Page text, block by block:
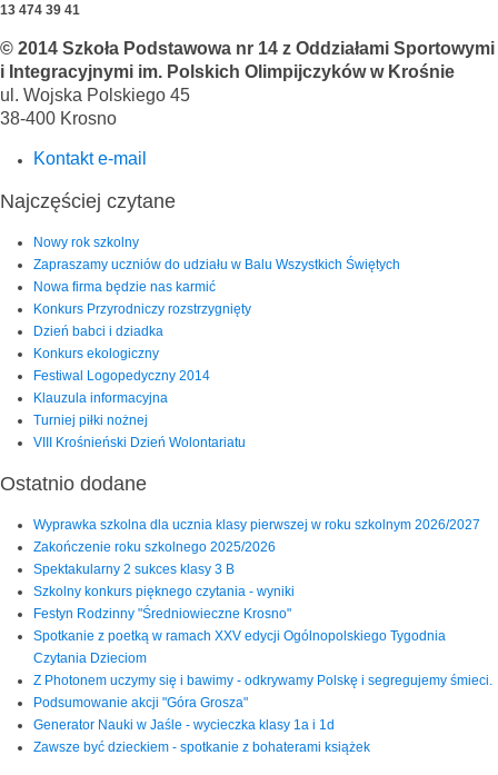
13 474 39 41
© 2014 Szkoła Podstawowa nr 14 z Oddziałami Sportowymi
i Integracyjnymi im. Polskich Olimpijczyków w Krośnie
ul. Wojska Polskiego 45
38-400 Krosno
Kontakt e-mail
Najczęściej czytane
Nowy rok szkolny
Zapraszamy uczniów do udziału w Balu Wszystkich Świętych
Nowa firma będzie nas karmić
Konkurs Przyrodniczy rozstrzygnięty
Dzień babci i dziadka
Konkurs ekologiczny
Festiwal Logopedyczny 2014
Klauzula informacyjna
Turniej piłki nożnej
VIII Krośnieński Dzień Wolontariatu
Ostatnio dodane
Wyprawka szkolna dla ucznia klasy pierwszej w roku szkolnym 2026/2027
Zakończenie roku szkolnego 2025/2026
Spektakularny 2 sukces klasy 3 B
Szkolny konkurs pięknego czytania - wyniki
Festyn Rodzinny "Średniowieczne Krosno"
Spotkanie z poetką w ramach XXV edycji Ogólnopolskiego Tygodnia
Czytania Dzieciom
Z Photonem uczymy się i bawimy - odkrywamy Polskę i segregujemy śmieci.
Podsumowanie akcji "Góra Grosza"
Generator Nauki w Jaśle - wycieczka klasy 1a i 1d
Zawsze być dzieckiem - spotkanie z bohaterami książek